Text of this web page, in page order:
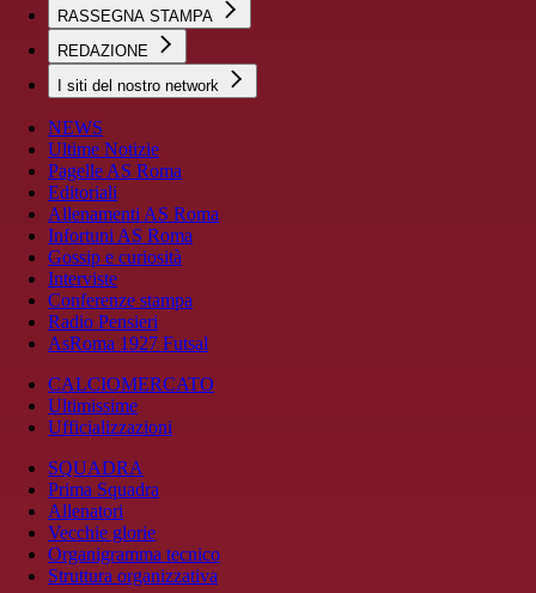
RASSEGNA STAMPA
REDAZIONE
I siti del nostro network
NEWS
Ultime Notizie
Pagelle AS Roma
Editoriali
Allenamenti AS Roma
Infortuni AS Roma
Gossip e curiosità
Interviste
Conferenze stampa
Radio Pensieri
AsRoma 1927 Futsal
CALCIOMERCATO
Ultimissime
Ufficializzazioni
SQUADRA
Prima Squadra
Allenatori
Vecchie glorie
Organigramma tecnico
Struttura organizzativa